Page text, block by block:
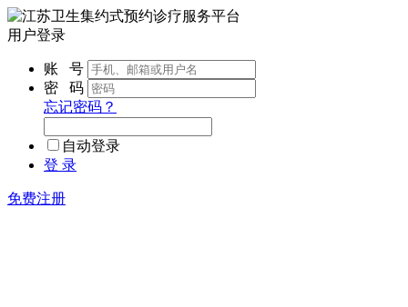
用户登录
账 号
密 码
忘记密码？
自动登录
登 录
免费注册